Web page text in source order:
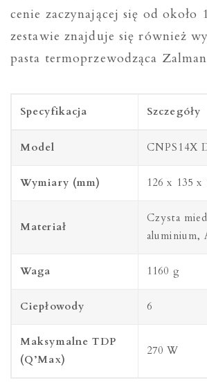
cenie zaczynającej się od około
zestawie znajduje się również
pasta termoprzewodząca
Specyfikacja Szczegóły
Model CNPS14X
Wymiary (mm) 126 x 135 x
Materiał
Czysta
aluminium,
Waga 1160 g
Ciepłowody 6
Maksymalne TDP
(Q’Max)
270 W